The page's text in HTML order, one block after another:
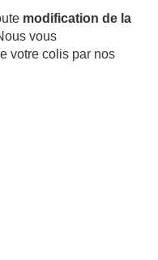
modification de la
vous
votre colis par nos